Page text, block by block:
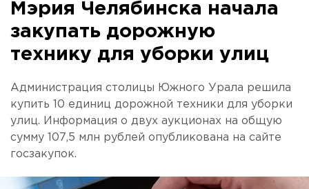
Мэрия Челябинска начала
закупать дорожную
технику для уборки улиц
Администрация столицы Южного Урала решила
купить 10 единиц дорожной техники для уборки
улиц. Информация о двух аукционах на общую
сумму 107,5 млн рублей опубликована на сайте
госзакупок.